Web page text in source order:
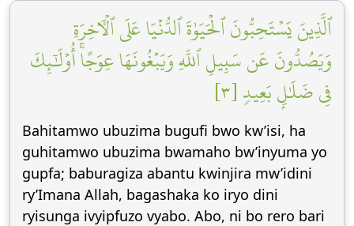
ٱلَّذِينَ يَسۡتَحِبُّونَ ٱلۡحَيَوٰةَ ٱلدُّنۡيَا عَلَى ٱلۡأٓخِرَةِ
وَيَصُدُّونَ عَن سَبِيلِ ٱللَّهِ وَيَبۡغُونَهَا عِوَجًاۚ أُوْلَٰٓئِكَ
فِي ضَلَٰلِۭ بَعِيدٖ [٣]
Bahitamwo ubuzima bugufi bwo kw’isi, ha
guhitamwo ubuzima bwamaho bw’inyuma yo
gupfa; baburagiza abantu kwinjira mw’idini
ry’Imana Allah, bagashaka ko iryo dini
ryisunga ivyipfuzo vyabo. Abo, ni bo rero bari